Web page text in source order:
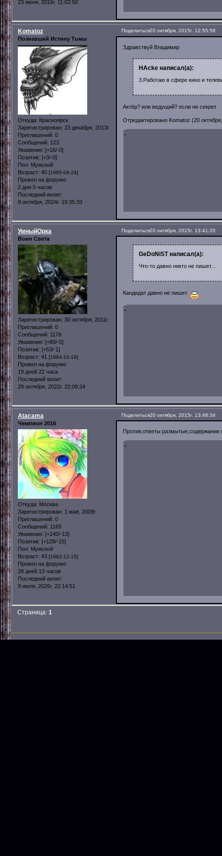
23 июня, 2016г. 11:02:50
Поделиться20 октября, 2015г. 12:55:58
Komatoz
Познавший Истину Тьмы
Откуда: Красноярск
Зарегистрирован: 23 декабря, 2013г.
Приглашений: 0
Сообщений: 123
Уважение: [+16/-0]
Позитив: [+3/-0]
Пол: Мужской
Возраст: 40 [1985-09-24]
Провел на форуме:
2 дня 5 часов
Последний визит:
9 октября, 2024г. 19:35:33
Здравствуй Владимир
HAcke написал(а):
3.Работаю в сфере кино и
Актёр? или ведущий? если не секрет
Отредактировано Komatoz (20
0
Поделиться20 октября, 2015г. 13:41:20
УмныйОрка
Воин Света
Зарегистрирован: 30 октября, 2011г.
Приглашений: 0
Сообщений: 1176
Уважение: [+80/-0]
Позитив: [+53/-1]
Возраст: 41 [1984-10-19]
Провел на форуме:
19 дней 22 часа
Последний визит:
29 октября, 2022г. 22:09:24
GeDoNiST написал(а):
Что-то давно никто не пишет...
Кандидат давно не пишет.
0
Поделиться20 октября, 2015г. 13:48:34
Atacama
Чемпион 2016
Откуда: Москва
Зарегистрирован: 1 мая, 2009г.
Приглашений: 0
Сообщений: 1169
Уважение: [+140/-13]
Позитив: [+128/-15]
Пол: Мужской
Возраст: 43 [1982-12-15]
Провел на форуме:
28 дней 13 часов
Последний визит:
9 июля, 2026г. 22:14:51
Против,ответы
0
Страница:1